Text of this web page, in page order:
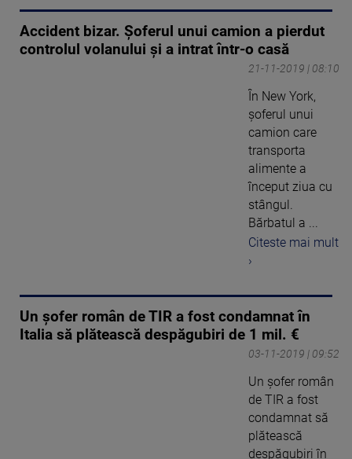
Accident bizar. Șoferul unui camion a pierdut
controlul volanului și a intrat într-o casă
21-11-2019 | 08:10
În New York,
şoferul unui
camion care
transporta
alimente a
început ziua cu
stângul.
Bărbatul a ...
Citeste mai mult
›
Un șofer român de TIR a fost condamnat în
Italia să plătească despăgubiri de 1 mil. €
03-11-2019 | 09:52
Un șofer român
de TIR a fost
condamnat să
plătească
despăgubiri în